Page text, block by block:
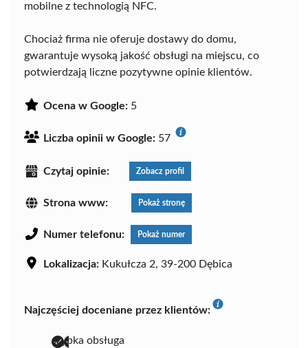
mobilne z technologią NFC.
Chociaż firma nie oferuje dostawy do domu,
gwarantuje wysoką jakość obsługi na miejscu, co
potwierdzają liczne pozytywne opinie klientów.
Ocena w Google: 5
Liczba opinii w Google: 57
Czytaj opinie: Zobacz profil
Strona www: Pokaż stronę
Numer telefonu: Pokaż numer
Lokalizacja: Kukułcza 2, 39-200 Dębica
Najczęściej doceniane przez klientów:
szybka obsługa